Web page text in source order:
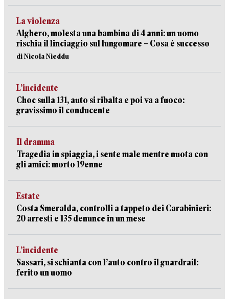
La violenza
Alghero, molesta una bambina di 4 anni: un uomo
rischia il linciaggio sul lungomare – Cosa è successo
di Nicola Nieddu
L’incidente
Choc sulla 131, auto si ribalta e poi va a fuoco:
gravissimo il conducente
Il dramma
Tragedia in spiaggia, i sente male mentre nuota con
gli amici: morto 19enne
Estate
Costa Smeralda, controlli a tappeto dei Carabinieri:
20 arresti e 135 denunce in un mese
L’incidente
Sassari, si schianta con l’auto contro il guardrail:
ferito un uomo